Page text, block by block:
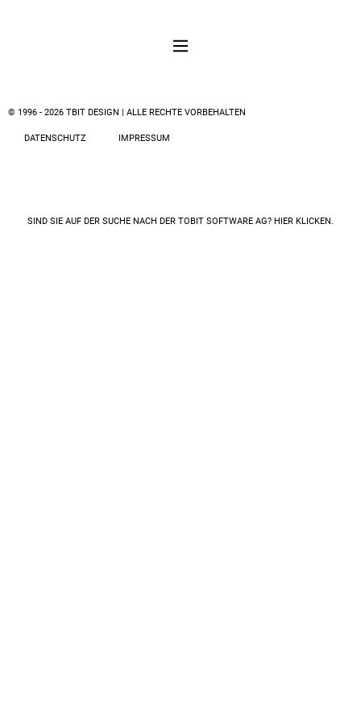
© 1996 - 2026 TBIT DESIGN | ALLE RECHTE VORBEHALTEN
DATENSCHUTZ IMPRESSUM
SIND SIE AUF DER SUCHE NACH DER TOBIT SOFTWARE AG? HIER KLICKEN.